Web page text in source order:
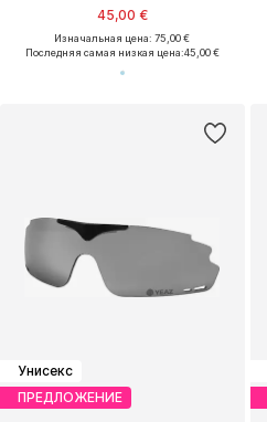
45,00 €
Изначальная цена: 75,00 €
Последняя самая низкая цена:45,00 €
Унисекс
ПРЕДЛОЖЕНИЕ